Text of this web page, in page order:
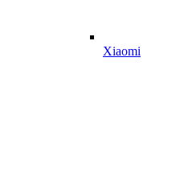
Xiaomi